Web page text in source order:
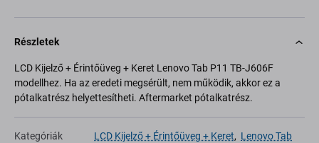
Részletek
LCD Kijelző + Érintőüveg + Keret Lenovo Tab P11 TB-J606F
modellhez. Ha az eredeti megsérült, nem működik, akkor ez a
pótalkatrész helyettesítheti. Aftermarket pótalkatrész.
Kategóriák LCD Kijelző + Érintőüveg + Keret, Lenovo Tab